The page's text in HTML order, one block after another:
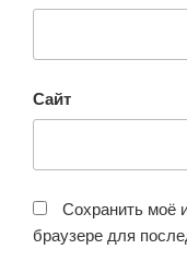
Сайт
Сохранить моё
браузере для